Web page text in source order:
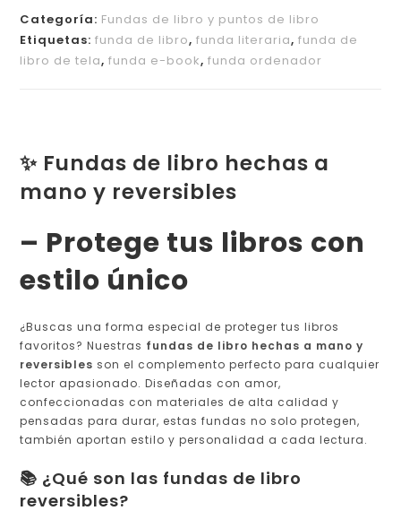
Categoría: Fundas de libro y puntos de libro
Etiquetas:funda de libro,funda literaria,funda de
libro de tela,funda e-book,funda ordenador
✨ Fundas de libro hechas a
mano y reversibles
– Protege tus libros con
estilo único
¿Buscas una forma especial de proteger tus libros
favoritos? Nuestras fundas de libro hechas a mano y
reversibles son el complemento perfecto para cualquier
lector apasionado. Diseñadas con amor,
confeccionadas con materiales de alta calidad y
pensadas para durar, estas fundas no solo protegen,
también aportan estilo y personalidad a cada lectura.
📚 ¿Qué son las fundas de libro
reversibles?